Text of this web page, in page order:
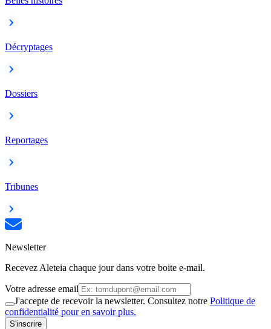
Décryptages
Dossiers
Reportages
Tribunes
Newsletter
Recevez Aleteia chaque jour dans votre boite e-mail.
Votre adresse email
J'accepte de recevoir la newsletter. Consultez notre Politique de
confidentialité pour en savoir plus.
S'inscrire